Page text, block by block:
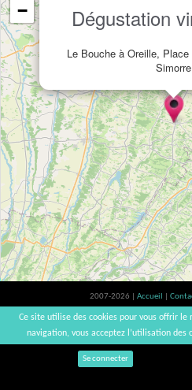
Dégustation
Le Bouche à Oreille,
Simorre
−
2007-2026 | Accueil
L'abus d'alcool est dangereux pour la
vinsnaturels |
Se connecter
Ce site utilise des cookies pour vous offrir
navigation, vous acceptez l’utilisation des